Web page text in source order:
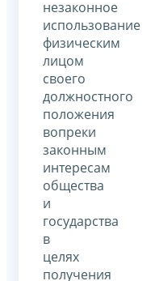
незаконное
использование
физическим
лицом
своего
должностного
положения
вопреки
законным
интересам
общества
и
государства
в
целях
получения